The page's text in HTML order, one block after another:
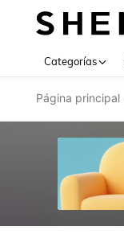
Categorías
Página principal